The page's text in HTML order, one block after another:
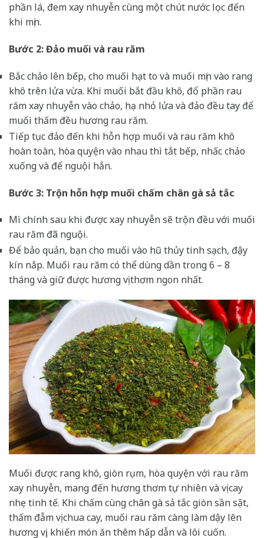
phần lá, đem xay nhuyễn cùng một chút nước lọc đến
khi mịn.
Bước 2: Đảo muối và rau răm
Bắc chảo lên bếp, cho muối hạt to và muối mịn vào rang
khô trên lửa vừa. Khi muối bắt đầu khô, đổ phần rau
răm xay nhuyễn vào chảo, hạ nhỏ lửa và đảo đều tay để
muối thấm đều hương rau răm.
Tiếp tục đảo đến khi hỗn hợp muối và rau răm khô
hoàn toàn, hòa quyện vào nhau thì tắt bếp, nhấc chảo
xuống và để nguội hẳn.
Bước 3: Trộn hỗn hợp muối chấm chân gà sả tắc
Mì chính sau khi được xay nhuyễn sẽ trộn đều với muối
rau răm đã nguội.
Để bảo quản, bạn cho muối vào hũ thủy tinh sạch, đậy
kín nắp. Muối rau răm có thể dùng dần trong 6 – 8
tháng và giữ được hương vị thơm ngon nhất.
Muối được rang khô, giòn rụm, hòa quyện với rau răm
xay nhuyễn, mang đến hương thơm tự nhiên và vị cay
nhẹ tinh tế. Khi chấm cùng chân gà sả tắc giòn sần sật,
thấm đẫm vị chua cay, muối rau răm càng làm dậy lên
hương vị, khiến món ăn thêm hấp dẫn và lôi cuốn.